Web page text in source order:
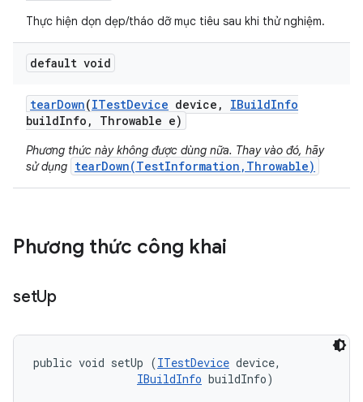
Thực hiện dọn dẹp/tháo dỡ mục tiêu sau khi thử nghiệm.
default void
tearDown(ITestDevice device , IBuildInfo
buildInfo , Throwable e)
Phương thức này không được dùng nữa. Thay vào đó, hãy
sử dụng tearDown(TestInformation,Throwable)
Phương thức công khai
setUp
public void setUp (ITestDevice device,
IBuildInfo buildInfo)